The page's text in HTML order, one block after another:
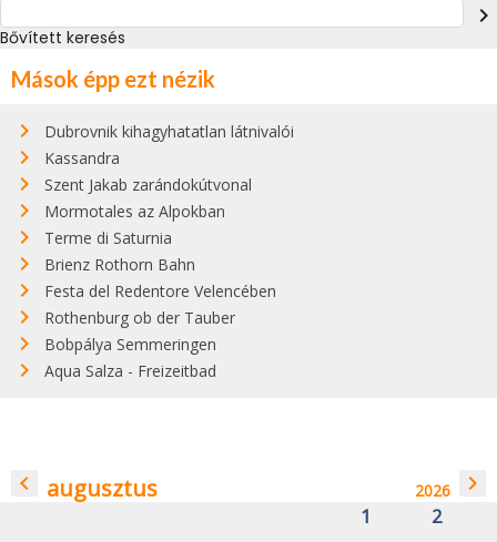
navigate_next
Bővített keresés
Mások épp ezt nézik
Dubrovnik kihagyhatatlan látnivalói
Kassandra
Szent Jakab zarándokútvonal
Mormotales az Alpokban
Terme di Saturnia
Brienz Rothorn Bahn
Festa del Redentore Velencében
Rothenburg ob der Tauber
Bobpálya Semmeringen
Aqua Salza - Freizeitbad
navigate_before augusztus 2026 navigate_next
1
2